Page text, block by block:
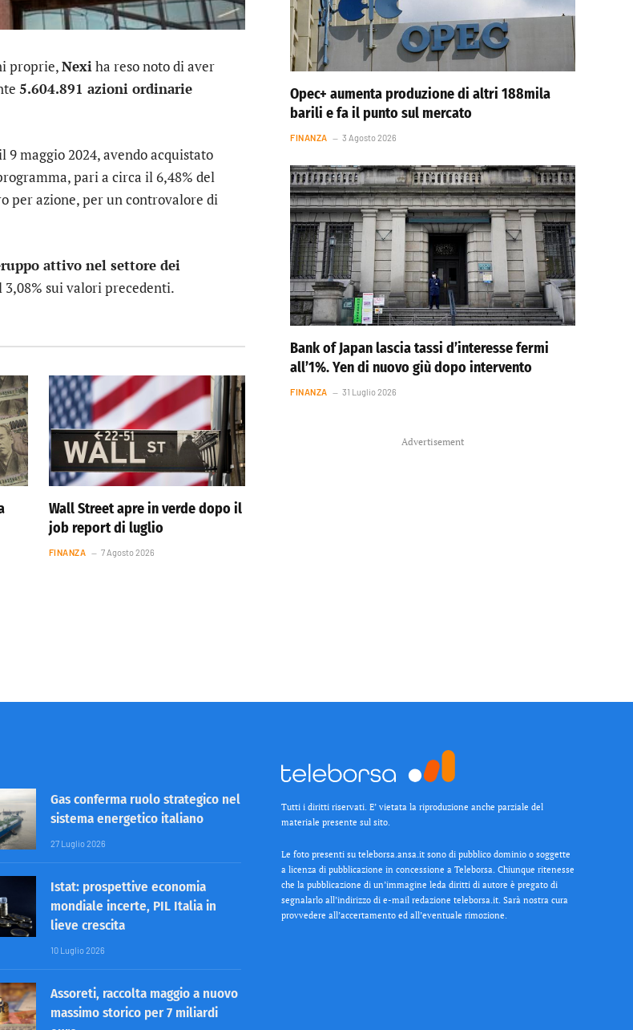
proprie,Nexiha reso noto di aver
5.604.891 azioni ordinarie
maggio 2024, avendo acquistato
pari a circa il 6,48% del
per azione, per un controvalore di
attivo nel settore dei
3,08% sui valori precedenti.
Wall Street apre in verde dopo il
job report di luglio
FINANZA 7 Agosto 2026
Opec+ aumenta produzione di altri 188mila
barili e fa il punto sul mercato
FINANZA 3 Agosto 2026
Bank of Japan lascia tassi d’interesse fermi
all’1%. Yen di nuovo giù dopo intervento
FINANZA 31 Luglio 2026
Advertisement
Gas conferma ruolo strategico nel
sistema energetico italiano
27 Luglio 2026
Istat: prospettive economia
mondiale incerte, PIL Italia in
lieve crescita
10 Luglio 2026
Assoreti, raccolta maggio a nuovo
massimo storico per 7 miliardi
Tutti i diritti riservati. E’ vietata la riproduzione anche parziale del
materiale presente sul sito.
Le foto presenti su teleborsa.ansa.it sono di pubblico dominio o soggette
a licenza di pubblicazione in concessione a Teleborsa. Chiunque ritenesse
che la pubblicazione di un’immagine leda diritti di autore è pregato di
segnalarlo all’indirizzo di e-mail redazione teleborsa.it. Sarà nostra cura
provvedere all’accertamento ed all’eventuale rimozione.